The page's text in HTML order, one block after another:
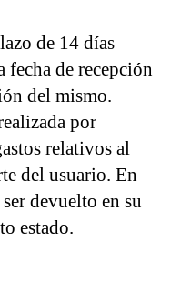
de 14 días
fecha de recepción
del mismo.
por
relativos al
del usuario. En
devuelto en su
estado.